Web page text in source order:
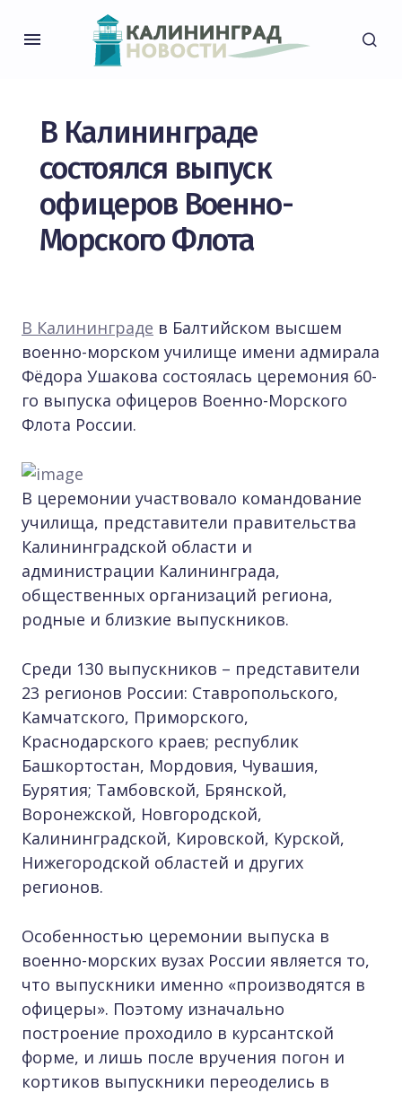
В Калининграде
состоялся выпуск
офицеров Военно-
Морского Флота
В Калининграде в Балтийском высшем
военно-морском училище имени адмирала
Фёдора Ушакова состоялась церемония 60-
го выпуска офицеров Военно-Морского
Флота России.
В церемонии участвовало командование
училища, представители правительства
Калининградской области и
администрации Калининграда,
общественных организаций региона,
родные и близкие выпускников.
Среди 130 выпускников – представители
23 регионов России: Ставропольского,
Камчатского, Приморского,
Краснодарского краев; республик
Башкортостан, Мордовия, Чувашия,
Бурятия; Тамбовской, Брянской,
Воронежской, Новгородской,
Калининградской, Кировской, Курской,
Нижегородской областей и других
регионов.
Особенностью церемонии выпуска в
военно-морских вузах России является то,
что выпускники именно «производятся в
офицеры». Поэтому изначально
построение проходило в курсантской
форме, и лишь после вручения погон и
кортиков выпускники переоделись в